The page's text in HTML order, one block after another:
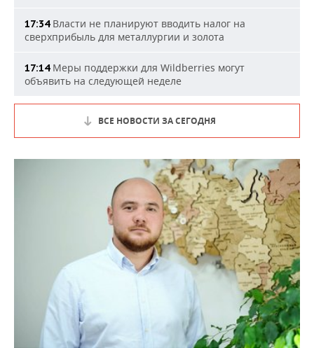
17:34Власти не планируют вводить налог на
сверхприбыль для металлургии и золота
17:14Меры поддержки для Wildberries могут
объявить на следующей неделе
ВСЕ НОВОСТИ ЗА СЕГОДНЯ